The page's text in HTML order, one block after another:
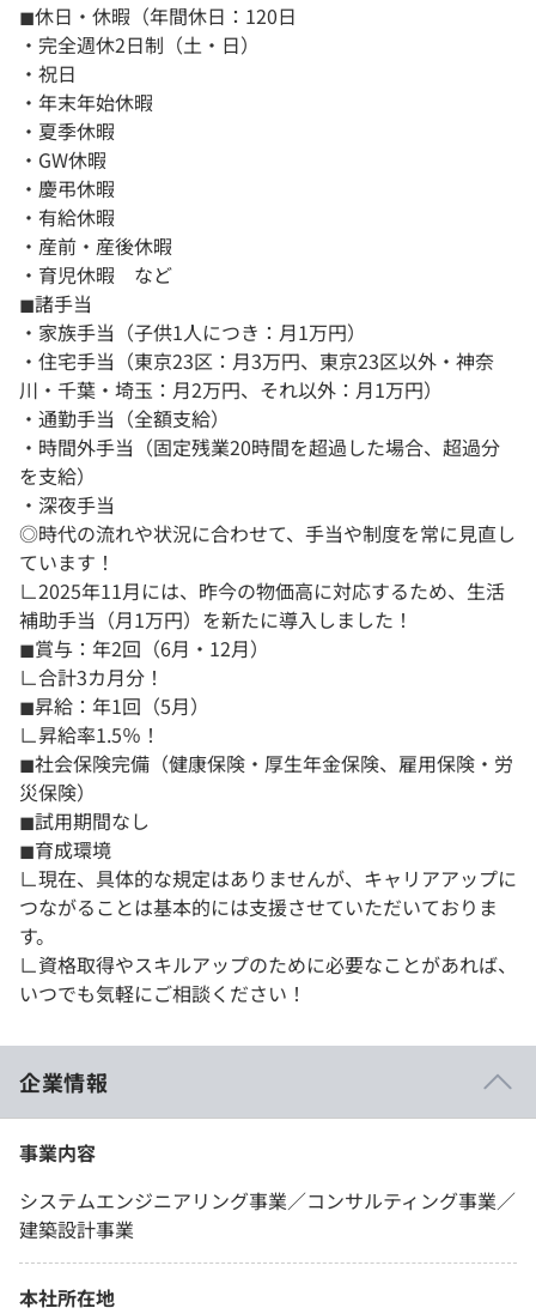
◼︎休日・休暇（年間休日：120日
・完全週休2日制（土・日）
・祝日
・年末年始休暇
・夏季休暇
・GW休暇
・慶弔休暇
・有給休暇
・産前・産後休暇
・育児休暇 など
◼︎諸手当
・家族手当（子供1人につき：月1万円）
・住宅手当（東京23区：月3万円、東京23区以外・神奈
川・千葉・埼玉：月2万円、それ以外：月1万円）
・通勤手当（全額支給）
・時間外手当（固定残業20時間を超過した場合、超過分
を支給）
・深夜手当
◎時代の流れや状況に合わせて、手当や制度を常に見直し
ています！
∟2025年11月には、昨今の物価高に対応するため、生活
補助手当（月1万円）を新たに導入しました！
◼︎賞与：年2回（6月・12月）
∟合計3カ月分！
◼︎昇給：年1回（5月）
∟昇給率1.5％！
◼︎社会保険完備（健康保険・厚生年金保険、雇用保険・労
災保険）
◼︎試用期間なし
◼︎育成環境
∟現在、具体的な規定はありませんが、キャリアアップに
つながることは基本的には支援させていただいておりま
す。
∟資格取得やスキルアップのために必要なことがあれば、
いつでも気軽にご相談ください！
企業情報
事業内容
システムエンジニアリング事業／コンサルティング事業／
建築設計事業
本社所在地